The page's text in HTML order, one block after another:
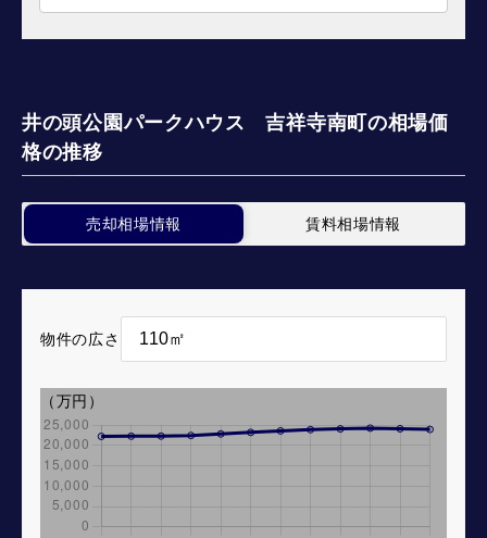
井の頭公園パークハウス 吉祥寺南町の相場価
格の推移
売却相場情報 賃料相場情報
物件の広さ
（万円）